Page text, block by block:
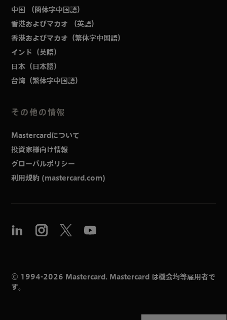
中国 （簡体字中国語）
香港およびマカオ （英語）
香港およびマカオ（繁体字中国語）
インド（英語）
日本（日本語）
台湾（繁体字中国語）
その他の情報
Mastercardについて
投資家様向け情報
グローバルポリシー
利用規約 (mastercard.com)
© 1994-2026 Mastercard. Mastercard は機会均等雇用者で
す。